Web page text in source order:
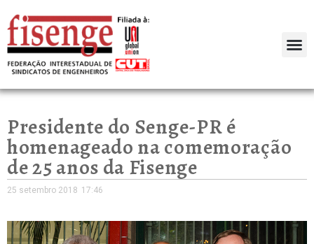
Presidente do Senge-PR é
homenageado na comemoração
de 25 anos da Fisenge
25 setembro 2018 17:46